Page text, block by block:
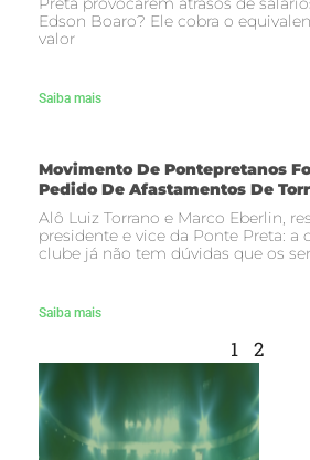
Edson Boaro? Ele cobra o
valor
Saiba mais
Movimento De Pontepretanos
Pedido De Afastamentos De
Alô Luiz Torrano e Marco Eberlin,
presidente e vice da Ponte Preta: a
clube já não tem dúvidas que os
Saiba mais
1 2